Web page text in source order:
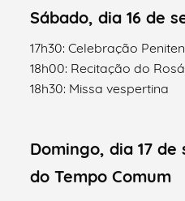
Sábado, dia 16 de
17h30: Celebração
18h00: Recitação do
18h30: Missa vespertina
Domingo, dia 17 de
do Tempo Comum